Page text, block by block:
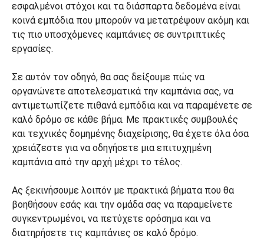
εσφαλμένοι στόχοι και τα διάσπαρτα δεδομένα είναι
κοινά εμπόδια που μπορούν να μετατρέψουν ακόμη και
τις πιο υποσχόμενες καμπάνιες σε συντριπτικές
εργασίες.
Σε αυτόν τον οδηγό, θα σας δείξουμε πώς να
οργανώνετε αποτελεσματικά την καμπάνια σας, να
αντιμετωπίζετε πιθανά εμπόδια και να παραμένετε σε
καλό δρόμο σε κάθε βήμα. Με πρακτικές συμβουλές
και τεχνικές δομημένης διαχείρισης, θα έχετε όλα όσα
χρειάζεστε για να οδηγήσετε μια επιτυχημένη
καμπάνια από την αρχή μέχρι το τέλος.
Ας ξεκινήσουμε λοιπόν με πρακτικά βήματα που θα
βοηθήσουν εσάς και την ομάδα σας να παραμείνετε
συγκεντρωμένοι, να πετύχετε ορόσημα και να
διατηρήσετε τις καμπάνιες σε καλό δρόμο.